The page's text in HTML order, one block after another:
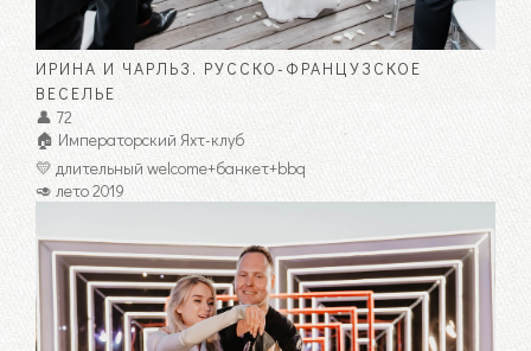
ИРИНА И ЧАРЛЬЗ. РУССКО-ФРАНЦУЗСКОЕ
ВЕСЕЛЬЕ
👤 72
🏠 Императорский Яхт-клуб
💛 длительный welcome+банкет+bbq
🥑 лето 2019